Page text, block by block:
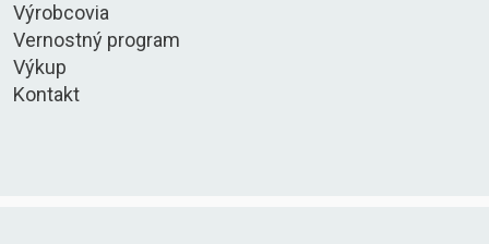
Výrobcovia
Vernostný program
Výkup
Kontakt